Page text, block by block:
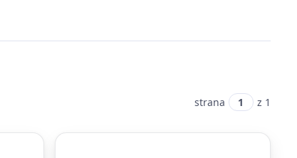
strana z 1